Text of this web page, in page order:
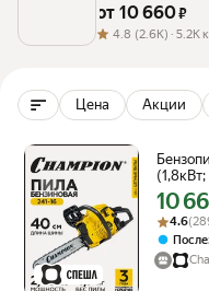
от 10 660 ₽
4.8 (2.6K) · 5.2K
Цена Акции
Цена с
10
Рейтинг
Оценок:
4.6